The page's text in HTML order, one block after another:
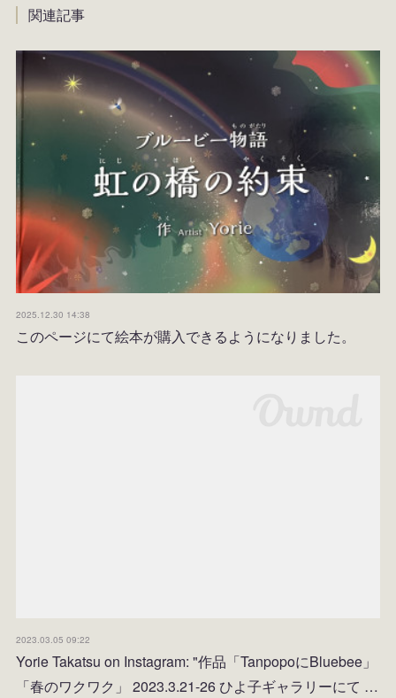
関連記事
2025.12.30 14:38
このページにて絵本が購入できるようになりました。
2023.03.05 09:22
Yorie Takatsu on Instagram: "作品「TanpopoにBluebee」
「春のワクワク」 2023.3.21-26 ひよ子ギャラリーにて …